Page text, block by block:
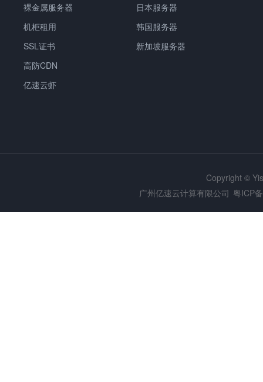
裸金属服务器
机柜租用
SSL证书
高防CDN
亿速云虾
日本服务器
韩国服务器
新加坡服务器
Copyright ©
广州亿速云计算有限公司 粤ICP